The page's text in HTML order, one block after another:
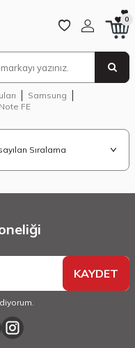
0
Samsung
FE
KAYDET